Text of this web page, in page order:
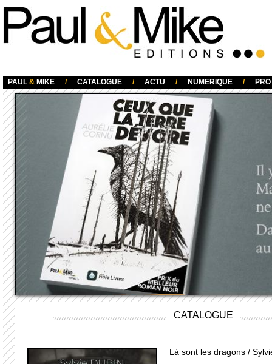
PAUL & MIKE / CATALOGUE / ACTU / NUMERIQUE / PRO
CATALOGUE
Là sont les dragons /